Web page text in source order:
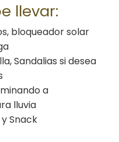
llevar:
bloqueador solar
Sandalias si desea
a
lluvia
Snack